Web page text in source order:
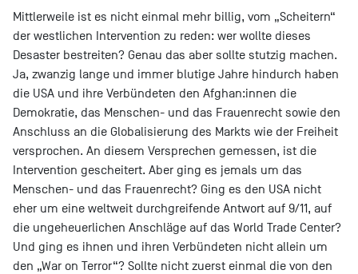
Mittlerweile ist es nicht einmal mehr billig, vom „Scheitern“
der westlichen Intervention zu reden: wer wollte dieses
Desaster bestreiten? Genau das aber sollte stutzig machen.
Ja, zwanzig lange und immer blutige Jahre hindurch haben
die USA und ihre Verbündeten den Afghan:innen die
Demokratie, das Menschen- und das Frauenrecht sowie den
Anschluss an die Globalisierung des Markts wie der Freiheit
versprochen. An diesem Versprechen gemessen, ist die
Intervention gescheitert. Aber ging es jemals um das
Menschen- und das Frauenrecht? Ging es den USA nicht
eher um eine weltweit durchgreifende Antwort auf 9/11, auf
die ungeheuerlichen Anschläge auf das World Trade Center?
Und ging es ihnen und ihren Verbündeten nicht allein um
den „War on Terror“? Sollte nicht zuerst einmal die von den